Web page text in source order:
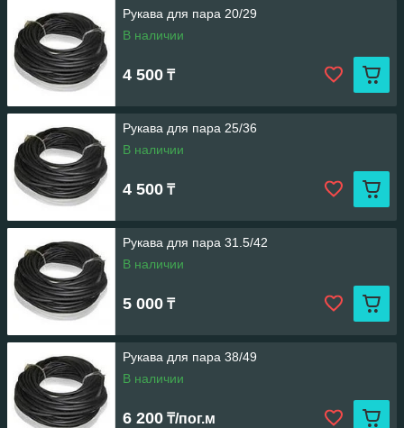
Рукава для пара 20/29
В наличии
4 500 ₸
Рукава для пара 25/36
В наличии
4 500 ₸
Рукава для пара 31.5/42
В наличии
5 000 ₸
Рукава для пара 38/49
В наличии
6 200 ₸/пог.м